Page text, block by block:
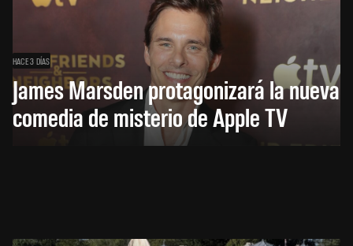
HACE 3 DÍAS
James Marsden protagonizará la nueva
comedia de misterio de Apple TV